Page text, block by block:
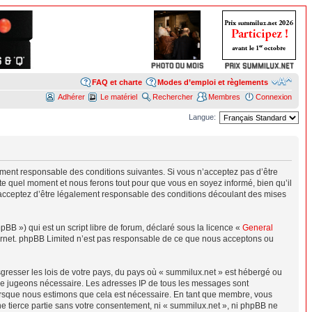
Modes d’emploi et règlements
FAQ et charte
Connexion
Membres
Rechercher
Le matériel
Adhérer
Langue:
responsable des conditions suivantes. Si vous n’acceptez pas d’être
moment et nous ferons tout pour que vous en soyez informé, bien qu’il
d’être légalement responsable des conditions découlant des mises
») qui est un script libre de forum, déclaré sous la licence « General
phpBB Limited n’est pas responsable de ce que nous acceptons ou
les lois de votre pays, du pays où « summilux.net » est hébergé ou
jugeons nécessaire. Les adresses IP de tous les messages sont
nous estimons que cela est nécessaire. En tant que membre, vous
partie sans votre consentement, ni « summilux.net », ni phpBB ne